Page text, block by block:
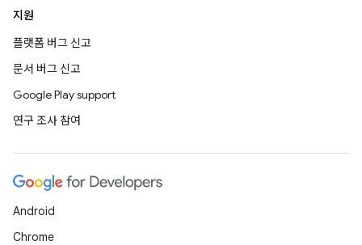
지원
플랫폼 버그 신고
문서 버그 신고
Google Play support
연구 조사 참여
Android
Chrome